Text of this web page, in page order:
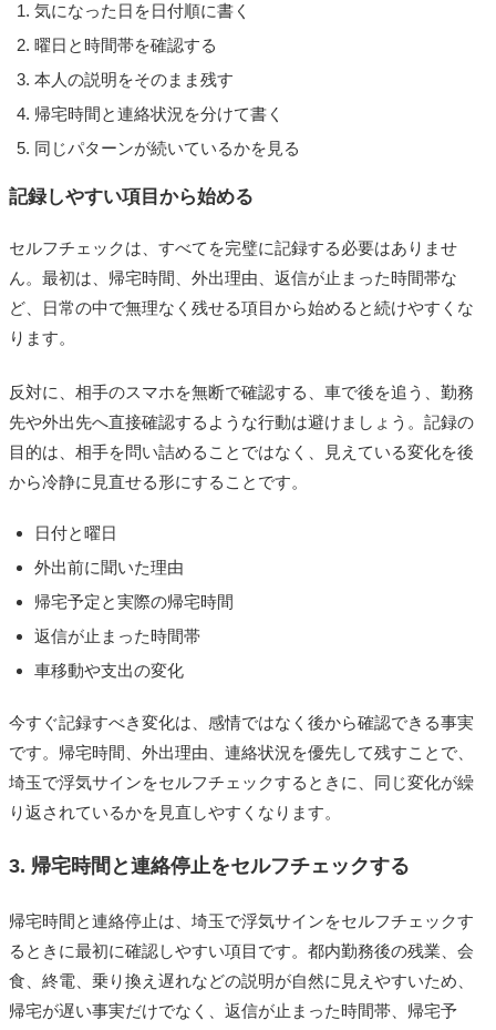
気になった日を日付順に書く
曜日と時間帯を確認する
本人の説明をそのまま残す
帰宅時間と連絡状況を分けて書く
同じパターンが続いているかを見る
記録しやすい項目から始める
セルフチェックは、すべてを完璧に記録する必要はありませ
ん。最初は、帰宅時間、外出理由、返信が止まった時間帯な
ど、日常の中で無理なく残せる項目から始めると続けやすくな
ります。
反対に、相手のスマホを無断で確認する、車で後を追う、勤務
先や外出先へ直接確認するような行動は避けましょう。記録の
目的は、相手を問い詰めることではなく、見えている変化を後
から冷静に見直せる形にすることです。
日付と曜日
外出前に聞いた理由
帰宅予定と実際の帰宅時間
返信が止まった時間帯
車移動や支出の変化
今すぐ記録すべき変化は、感情ではなく後から確認できる事実
です。帰宅時間、外出理由、連絡状況を優先して残すことで、
埼玉で浮気サインをセルフチェックするときに、同じ変化が繰
り返されているかを見直しやすくなります。
3. 帰宅時間と連絡停止をセルフチェックする
帰宅時間と連絡停止は、埼玉で浮気サインをセルフチェックす
るときに最初に確認しやすい項目です。都内勤務後の残業、会
食、終電、乗り換え遅れなどの説明が自然に見えやすいため、
帰宅が遅い事実だけでなく、返信が止まった時間帯、帰宅予